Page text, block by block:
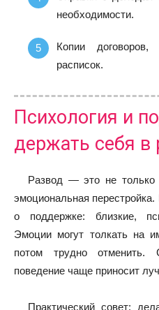
необходимости.
Копии
расписок.
Психология и
держать себя в
Развод — это не только
эмоциональная
о поддержке: близкие,
Эмоции могут толкать на
потом трудно отменить.
поведение чаще приносит
Практический совет: